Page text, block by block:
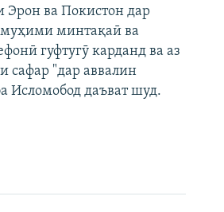
ва Покистон дар
муҳими минтақаӣ ва
гуфтугӯ карданд ва аз
сафар "дар аввалин
Исломобод даъват шуд.